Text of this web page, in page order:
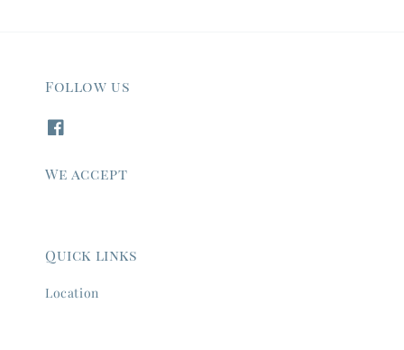
Follow us
We accept
Quick links
Location